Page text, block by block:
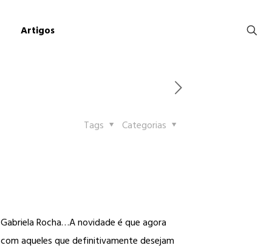
Artigos
Categorias
Tags
Rocha…A novidade é que agora
aqueles que definitivamente desejam